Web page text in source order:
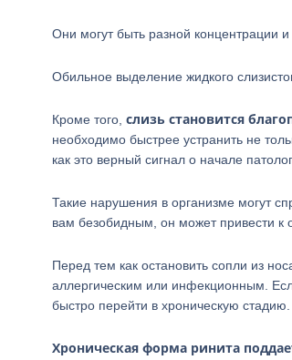
Они могут быть разной концентрации
Обильное выделение жидкого
Кроме того, слизь становится
необходимо быстрее устранить не
как это верный сигнал о начале
Такие нарушения в организме могут
вам безобидным, он может привести к
Перед тем как остановить сопли из
аллергическим или инфекционным.
быстро перейти в хроническую стадию.
Хроническая форма ринита